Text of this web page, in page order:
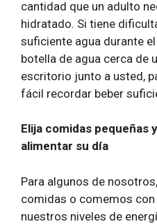
cantidad que un adulto
hidratado. Si tiene
suficiente agua durante
botella de agua cerca de
escritorio junto a usted,
fácil recordar beber
Elija comidas pequeñas
alimentar su día
Para algunos de
comidas o comemos
nuestros niveles de